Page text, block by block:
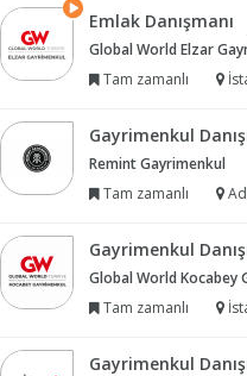
Emlak Danışmanı
Global World Elzar
Tam zamanlı
Gayrimenkul
Remint Gayrimenkul
Tam zamanlı
Gayrimenkul
Global World Kocabey
Tam zamanlı
Gayrimenkul